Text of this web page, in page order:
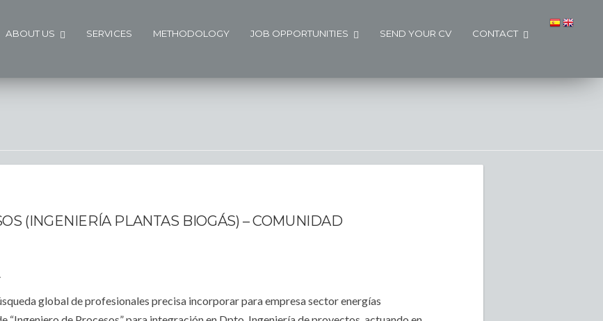
ABOUT US SERVICES METHODOLOGY JOB OPPORTUNITIES SEND YOUR CV CONTACT
(INGENIERÍA PLANTAS BIOGÁS) – COMUNIDAD
global de profesionales precisa incorporar para empresa sector energías